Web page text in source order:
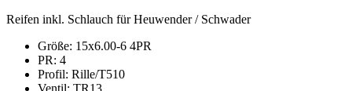
Reifen inkl. Schlauch für Heuwender / Schwader
Größe: 15x6.00-6 4PR
PR: 4
Profil: Rille/T510
Ventil: TR13